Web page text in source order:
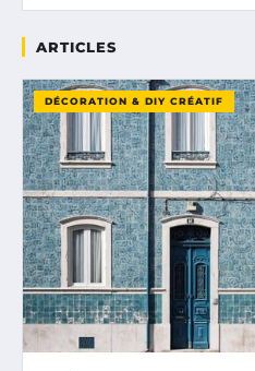
ARTICLES
DÉCORATION & DIY CRÉATIF